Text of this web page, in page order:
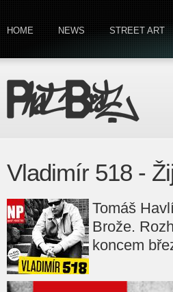
HOME NEWS STREET ART
Vladimír 518 -
Tomáš
Brože.
koncem